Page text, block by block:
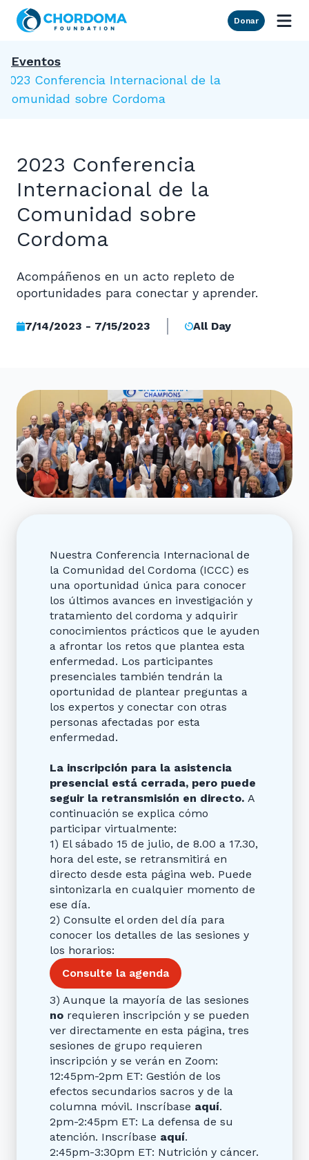
Skip to Main Content
Donar
Eventos
2023 Conferencia Internacional de la
Comunidad sobre Cordoma
2023 Conferencia
Internacional de la
Comunidad sobre
Cordoma
Acompáñenos en un acto repleto de
oportunidades para conectar y aprender.
7/14/2023 - 7/15/2023 All Day
Nuestra Conferencia Internacional de
la Comunidad del Cordoma (ICCC) es
una oportunidad única para conocer
los últimos avances en investigación y
tratamiento del cordoma y adquirir
conocimientos prácticos que le ayuden
a afrontar los retos que plantea esta
enfermedad. Los participantes
presenciales también tendrán la
oportunidad de plantear preguntas a
los expertos y conectar con otras
personas afectadas por esta
enfermedad.
La inscripción para la asistencia
presencial está cerrada, pero puede
seguir la retransmisión en directo. A
continuación se explica cómo
participar virtualmente:
1) El sábado 15 de julio, de 8.00 a 17.30,
hora del este, se retransmitirá en
directo desde esta página web. Puede
sintonizarla en cualquier momento de
ese día.
2) Consulte el orden del día para
conocer los detalles de las sesiones y
los horarios:
Consulte la agenda
3) Aunque la mayoría de las sesiones
no requieren inscripción y se pueden
ver directamente en esta página, tres
sesiones de grupo requieren
inscripción y se verán en Zoom:
12:45pm-2pm ET: Gestión de los
efectos secundarios sacros y de la
columna móvil. Inscríbase aquí.
2pm-2:45pm ET: La defensa de su
atención. Inscríbase aquí.
2:45pm-3:30pm ET: Nutrición y cáncer.